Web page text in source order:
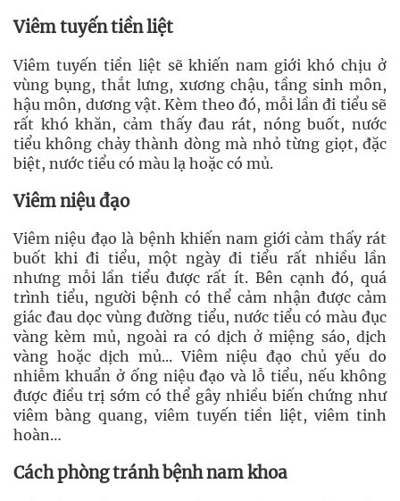
Viêm tuyến tiền liệt
Viêm tuyến tiền liệt sẽ khiến nam giới khó chịu ở
vùng bụng, thắt lưng, xương chậu, tầng sinh môn,
hậu môn, dương vật. Kèm theo đó, mỗi lần đi tiểu sẽ
rất khó khăn, cảm thấy đau rát, nóng buốt, nước
tiểu không chảy thành dòng mà nhỏ từng giọt, đặc
biệt, nước tiểu có màu lạ hoặc có mủ.
Viêm niệu đạo
Viêm niệu đạo là bệnh khiến nam giới cảm thấy rát
buốt khi đi tiểu, một ngày đi tiểu rất nhiều lần
nhưng mỗi lần tiểu được rất ít. Bên cạnh đó, quá
trình tiểu, người bệnh có thể cảm nhận được cảm
giác đau dọc vùng đường tiểu, nước tiểu có màu đục
vàng kèm mủ, ngoài ra có dịch ở miệng sáo, dịch
vàng hoặc dịch mủ... Viêm niệu đạo chủ yếu do
nhiễm khuẩn ở ống niệu đạo và lỗ tiểu, nếu không
được điều trị sớm có thể gây nhiều biến chứng như
viêm bàng quang, viêm tuyến tiền liệt, viêm tinh
hoàn…
Cách phòng tránh bệnh nam khoa